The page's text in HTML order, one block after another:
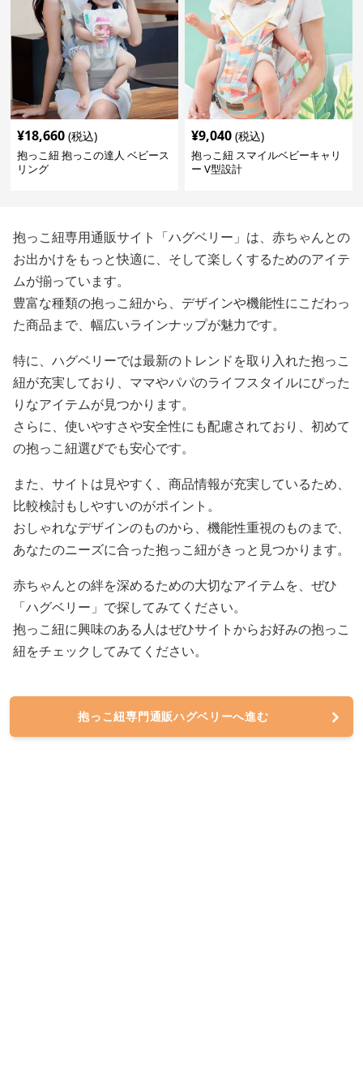
¥18,660 (税込)
抱っこ紐 抱っこの達人 ベビース
リング
¥9,040 (税込)
抱っこ紐 スマイルベビーキャリ
ー V型設計
抱っこ紐専用通販サイト「ハグベリー」は、赤ちゃんとの
お出かけをもっと快適に、そして楽しくするためのアイテ
ムが揃っています。
豊富な種類の抱っこ紐から、デザインや機能性にこだわっ
た商品まで、幅広いラインナップが魅力です。
特に、ハグベリーでは最新のトレンドを取り入れた抱っこ
紐が充実しており、ママやパパのライフスタイルにぴった
りなアイテムが見つかります。
さらに、使いやすさや安全性にも配慮されており、初めて
の抱っこ紐選びでも安心です。
また、サイトは見やすく、商品情報が充実しているため、
比較検討もしやすいのがポイント。
おしゃれなデザインのものから、機能性重視のものまで、
あなたのニーズに合った抱っこ紐がきっと見つかります。
赤ちゃんとの絆を深めるための大切なアイテムを、ぜひ
「ハグベリー」で探してみてください。
抱っこ紐に興味のある人はぜひサイトからお好みの抱っこ
紐をチェックしてみてください。
抱っこ紐専門通販ハグベリーへ進む